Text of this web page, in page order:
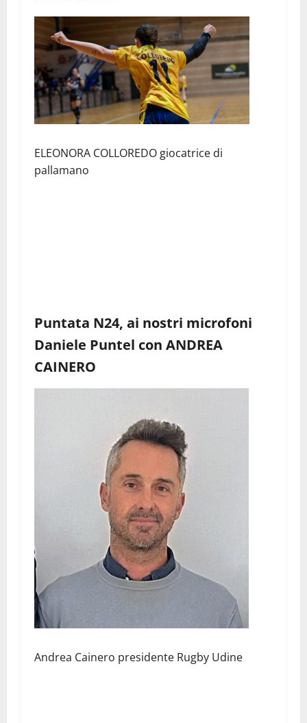
ELEONORA COLLOREDO giocatrice di
pallamano
Puntata N24, ai nostri microfoni
Daniele Puntel con ANDREA
CAINERO
Andrea Cainero presidente Rugby Udine